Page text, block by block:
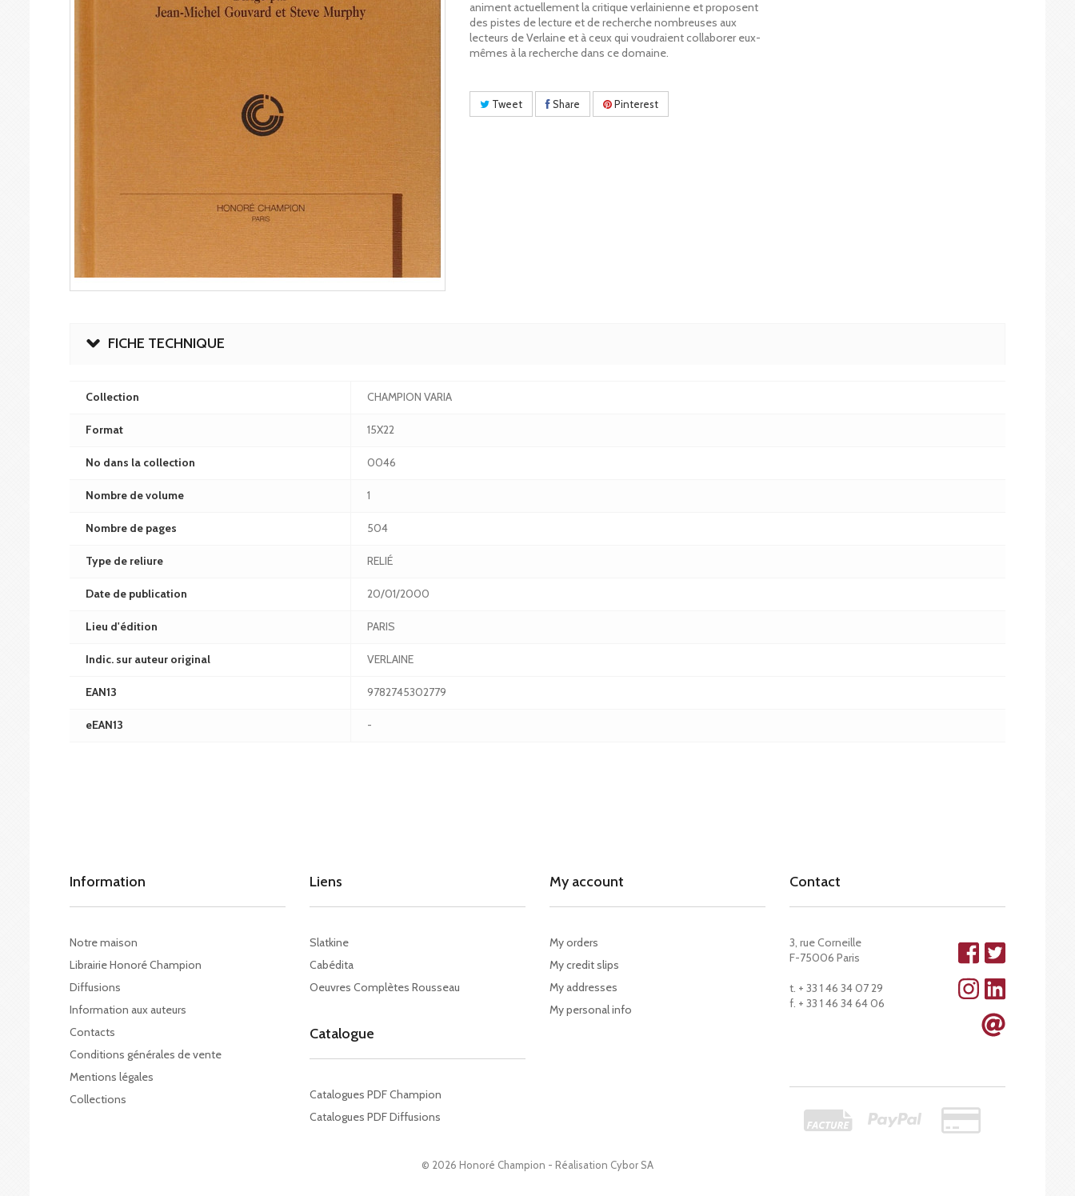
animent actuellement la critique verlainienne et proposent
des pistes de lecture et de recherche nombreuses aux
lecteurs de Verlaine et à ceux qui voudraient collaborer eux-
mêmes à la recherche dans ce domaine.
Tweet Share Pinterest
FICHE TECHNIQUE
Collection CHAMPION VARIA
Format 15X22
No dans la collection 0046
Nombre de volume 1
Nombre de pages 504
Type de reliure RELIÉ
Date de publication 20/01/2000
Lieu d'édition PARIS
Indic. sur auteur original VERLAINE
EAN13 9782745302779
eEAN13 -
Information
Notre maison
Librairie Honoré Champion
Diffusions
Information aux auteurs
Contacts
Conditions générales de vente
Mentions légales
Collections
© 2026 Honoré Champion - Réalisation Cybor SA
Liens
Slatkine
Cabédita
Oeuvres Complètes Rousseau
Catalogue
Catalogues PDF Champion
Catalogues PDF Diffusions
My account
My orders
My credit slips
My addresses
My personal info
Contact
3, rue Corneille
F-75006 Paris
t. + 33 1 46 34 07 29
f. + 33 1 46 34 64 06